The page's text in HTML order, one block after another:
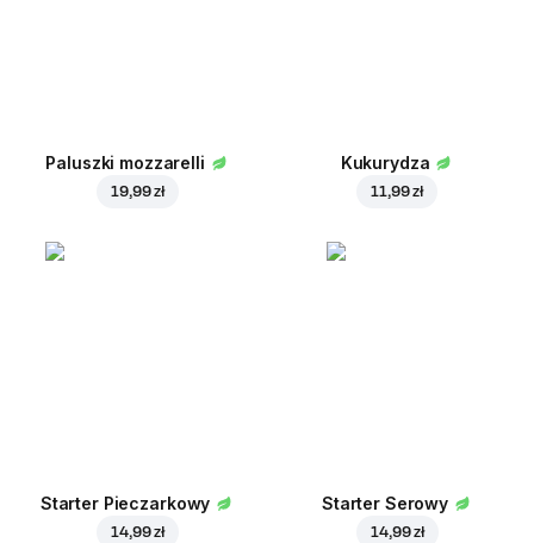
Paluszki mozzarelli
19,99 zł
Kukurydza
11,99 zł
Starter Pieczarkowy
14,99 zł
Starter Serowy
14,99 zł